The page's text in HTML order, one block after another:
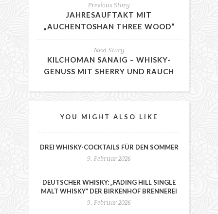
Previous Story
JAHRESAUFTAKT MIT
„AUCHENTOSHAN THREE WOOD“
Next Story
KILCHOMAN SANAIG – WHISKY-
GENUSS MIT SHERRY UND RAUCH
YOU MIGHT ALSO LIKE
DREI WHISKY-COCKTAILS FÜR DEN SOMMER
9. Februar 2026
DEUTSCHER WHISKY: „FADING HILL SINGLE
MALT WHISKY“ DER BIRKENHOF BRENNEREI
9. Februar 2026